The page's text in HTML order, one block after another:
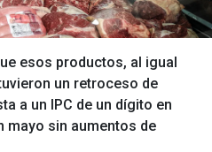
esos productos, al igual
un retroceso de
a un IPC de un dígito en
mayo sin aumentos de